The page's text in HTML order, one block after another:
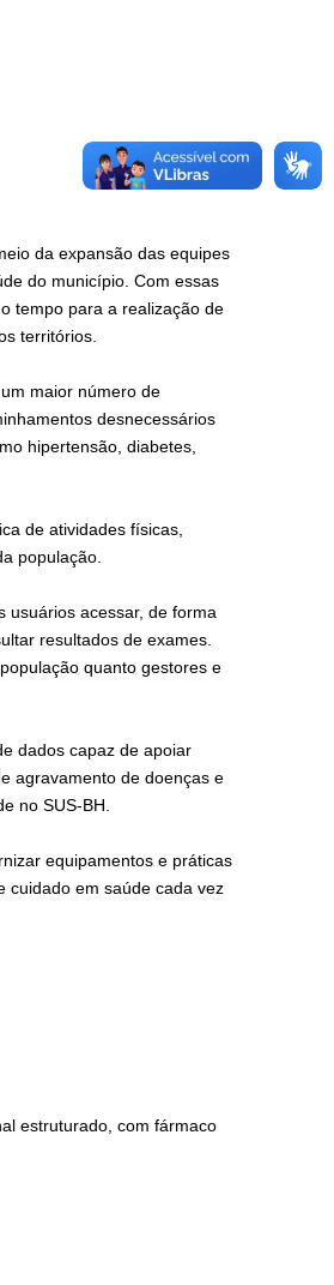
da expansão das equipes
do município. Com essas
tempo para a realização de
territórios.
maior número de
desnecessários
hipertensão, diabetes,
de atividades físicas,
população.
usuários acessar, de forma
resultados de exames.
quanto gestores e
dados capaz de apoiar
agravamento de doenças e
no SUS-BH.
equipamentos e práticas
cuidado em saúde cada vez
estruturado, com fármaco